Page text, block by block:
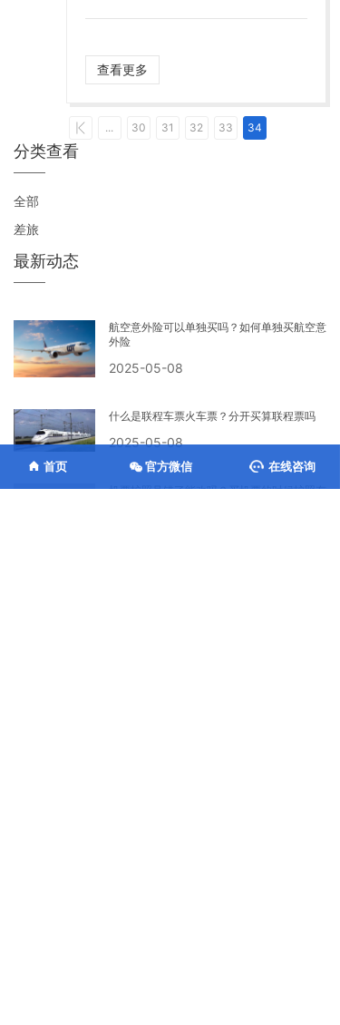
查看更多
... 30 31 32 33 34
分类查看
全部
差旅
最新动态
航空意外险可以单独买吗？如何单独买航空意
外险
2025-05-08
什么是联程车票火车票？分开买算联程票吗
2025-05-08
机票护照号错了能改吗？买机票的时候护照有
官方微信
首页 在线咨询